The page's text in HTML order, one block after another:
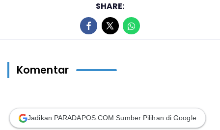
SHARE:
Komentar
Jadikan PARADAPOS.COM Sumber Pilihan di Google